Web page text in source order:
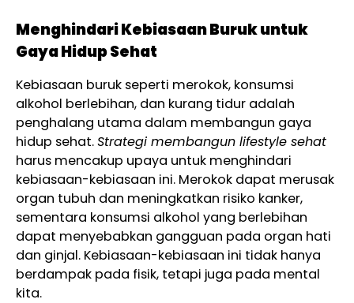
Menghindari Kebiasaan Buruk untuk
Gaya Hidup Sehat
Kebiasaan buruk seperti merokok, konsumsi
alkohol berlebihan, dan kurang tidur adalah
penghalang utama dalam membangun gaya
hidup sehat.Strategi membangun lifestyle sehat
harus mencakup upaya untuk menghindari
kebiasaan-kebiasaan ini. Merokok dapat merusak
organ tubuh dan meningkatkan risiko kanker,
sementara konsumsi alkohol yang berlebihan
dapat menyebabkan gangguan pada organ hati
dan ginjal. Kebiasaan-kebiasaan ini tidak hanya
berdampak pada fisik, tetapi juga pada mental
kita.